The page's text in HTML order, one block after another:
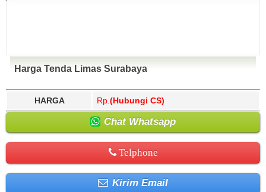
Harga Tenda Limas Surabaya
HARGA Rp. (Hubungi CS)
Chat Whatsapp
Telphone
Kirim Email